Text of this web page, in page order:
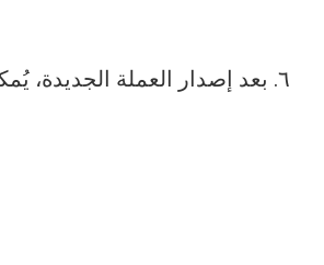
٦. بعد إصدار العملة الجديدة،